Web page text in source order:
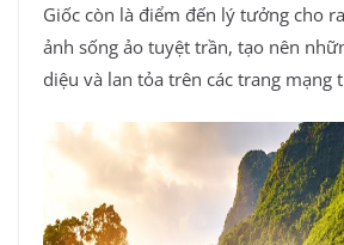
Giốc còn là điểm đến lý tưởng cho
ảnh sống ảo tuyệt trần, tạo nên
diệu và lan tỏa trên các trang mạng